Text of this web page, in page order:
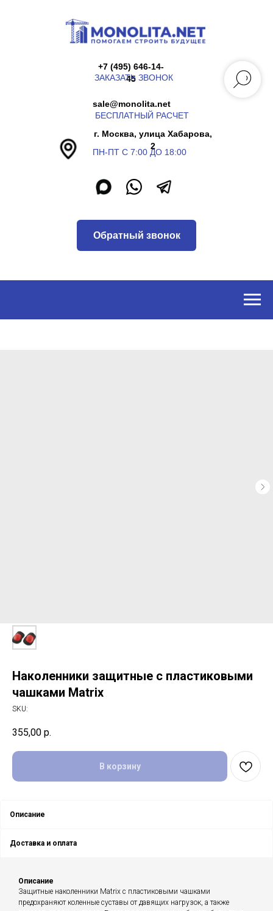
г. Москва, улица Хабарова,
ПН-ПТ С 7:00 ДО 18:00
45
ЗАКАЗАТЬ ЗВОНОК
БЕСПЛАТНЫЙ РАСЧЕТ
Наколенники защитные с пластиковыми
чашками Matrix
SKU:
355,00 р.
В корзину
Описание
Доставка и оплата
Описание
Защитные наколенники Matrix с пластиковыми чашками
предохраняют коленные суставы от давящих нагрузок, а также